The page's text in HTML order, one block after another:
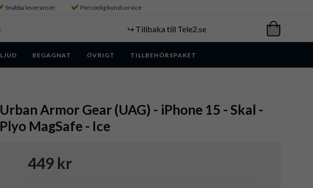
Snabba leveranser Personlig kundservice
↪️ Tillbaka till Tele2.se
LJUD BEGAGNAT ÖVRIGT TILLBEHÖRSPAKET
Urban Armor Gear (UAG) - iPhone 15 - Skal -
Plyo MagSafe - Ice
449 kr